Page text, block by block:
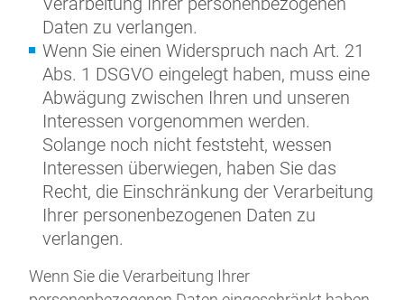
Daten zu verlangen.
Wenn Sie einen Widerspruch nach Art. 21
Abs. 1 DSGVO eingelegt haben, muss eine
Abwägung zwischen Ihren und unseren
Interessen vorgenommen werden.
Solange noch nicht feststeht, wessen
Interessen überwiegen, haben Sie das
Recht, die Einschränkung der Verarbeitung
Ihrer personenbezogenen Daten zu
verlangen.
Wenn Sie die Verarbeitung Ihrer